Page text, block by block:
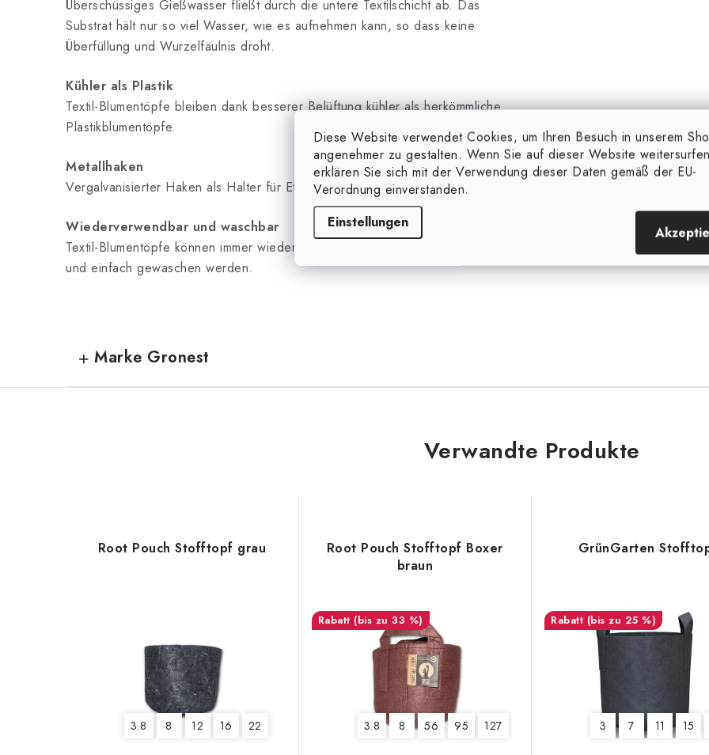
Diese Website verwendet Cookies, um Ihren Besuch in unserem
angenehmer zu gestalten. Wenn Sie auf dieser Website
erklären Sie sich mit der Verwendung dieser Daten gemäß der EU-
Verordnung einverstanden.
Einstellungen
Überschüssiges Gießwasser fließt durch die untere Textilschicht ab. Das
Substrat hält nur so viel Wasser, wie es aufnehmen kann, so dass keine
Überfüllung und Wurzelfäulnis droht.
Kühler als Plastik
Textil-Blumentöpfe bleiben dank besserer Belüftung kühler als herkömmliche
Plastikblumentöpfe.
Metallhaken
Vergalvanisierter Haken als Halter für Etiketten oder Bewässerungsschläuche.
Wiederverwendbar und waschbar
Textil-Blumentöpfe können immer wieder über mehrere Jahre hinweg verwendet
und einfach gewaschen werden.
Marke Gronest
Verwandte Produkte
Root Pouch Stofftopf grau
3.8 8 12 16 22
Root Pouch Stofftopf Boxer
braun
(bis zu 33 %)
3.8 8 56 95 127
GrünGarten
(bis zu 25 %)
3 7 11 15